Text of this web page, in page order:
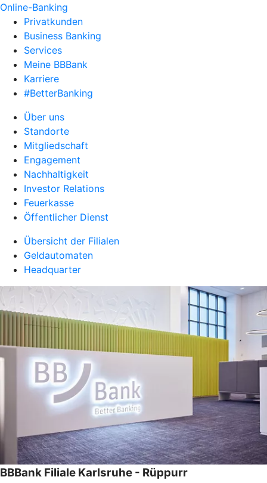
Online-Banking
Privatkunden
Business Banking
Services
Meine BBBank
Karriere
#BetterBanking
Über uns
Standorte
Mitgliedschaft
Engagement
Nachhaltigkeit
Investor Relations
Feuerkasse
Öffentlicher Dienst
Übersicht der Filialen
Geldautomaten
Headquarter
BBBank Filiale Karlsruhe - Rüppurr